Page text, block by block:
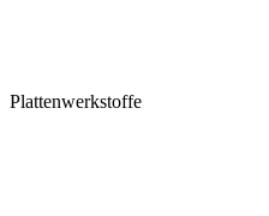
Plattenwerkstoffe